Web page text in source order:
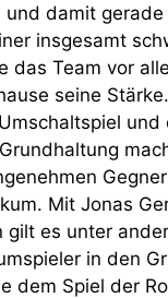
und damit
insgesamt
das Team vor
seine
und
Mit Jonas
gilt es unter
in den
dem Spiel der